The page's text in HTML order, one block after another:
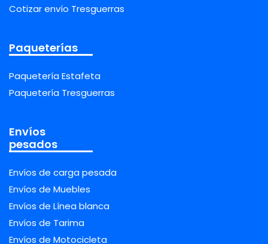
Cotizar envío Tresguerras
Paqueterías
Paquetería Estafeta
Paquetería Tresguerras
Envíos
pesados
Envíos de carga pesada
Envíos de Muebles
Envíos de Línea blanca
Envíos de Tarima
Envíos de Motocicleta